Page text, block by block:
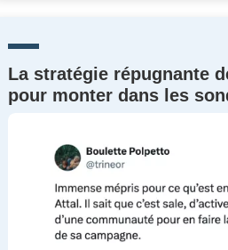
La stratégie répugnante
pour monter dans les